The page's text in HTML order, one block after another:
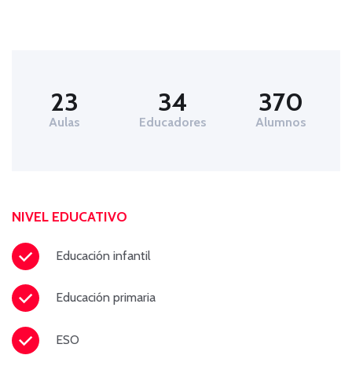
23
Aulas
34
Educadores
370
Alumnos
NIVEL EDUCATIVO
Educación infantil
Educación primaria
ESO